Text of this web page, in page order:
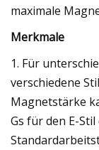
maximale
Merkmale
1. Für
verschiedene
Magnetstärke
Gs für den E-